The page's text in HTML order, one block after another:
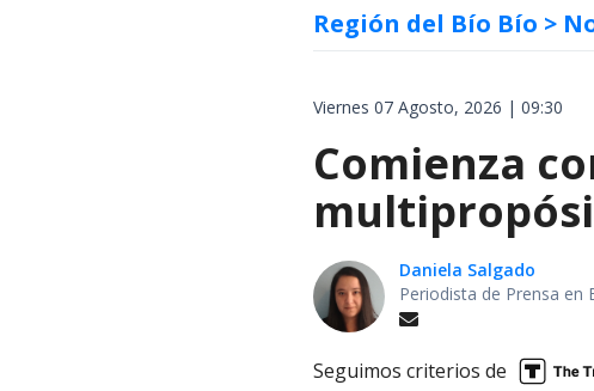
Región del Bío Bío >
Viernes 07 Agosto, 2026 | 09:30
Comienza
Daniela Salgado
Periodista de Prensa en
Seguimos criterios de